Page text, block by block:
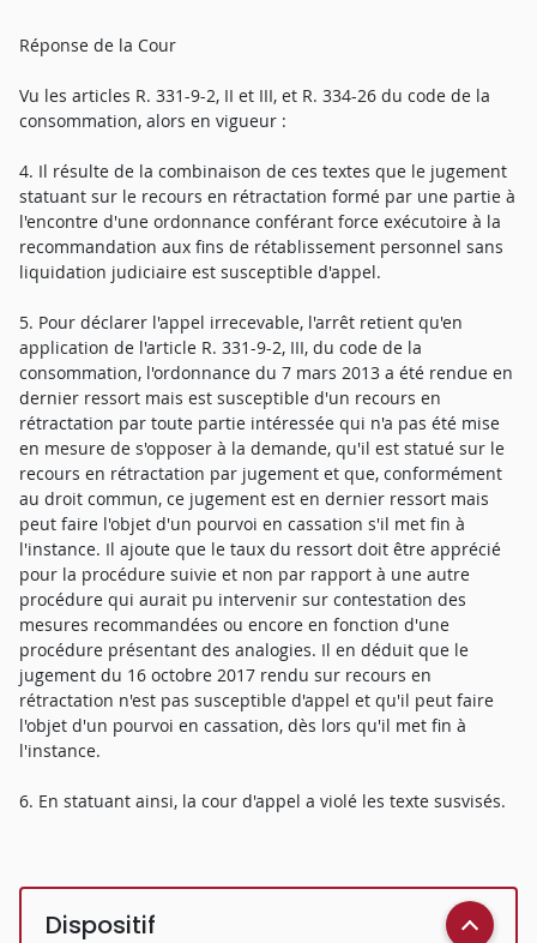
Réponse de la Cour
Vu les articles R. 331-9-2, II et III, et R. 334-26 du code de la
consommation, alors en vigueur :
4. Il résulte de la combinaison de ces textes que le jugement
statuant sur le recours en rétractation formé par une partie à
l'encontre d'une ordonnance conférant force exécutoire à la
recommandation aux fins de rétablissement personnel sans
liquidation judiciaire est susceptible d'appel.
5. Pour déclarer l'appel irrecevable, l'arrêt retient qu'en
application de l'article R. 331-9-2, III, du code de la
consommation, l'ordonnance du 7 mars 2013 a été rendue en
dernier ressort mais est susceptible d'un recours en
rétractation par toute partie intéressée qui n'a pas été mise
en mesure de s'opposer à la demande, qu'il est statué sur le
recours en rétractation par jugement et que, conformément
au droit commun, ce jugement est en dernier ressort mais
peut faire l'objet d'un pourvoi en cassation s'il met fin à
l'instance. Il ajoute que le taux du ressort doit être apprécié
pour la procédure suivie et non par rapport à une autre
procédure qui aurait pu intervenir sur contestation des
mesures recommandées ou encore en fonction d'une
procédure présentant des analogies. Il en déduit que le
jugement du 16 octobre 2017 rendu sur recours en
rétractation n'est pas susceptible d'appel et qu'il peut faire
l'objet d'un pourvoi en cassation, dès lors qu'il met fin à
l'instance.
6. En statuant ainsi, la cour d'appel a violé les texte susvisés.
Dispositif